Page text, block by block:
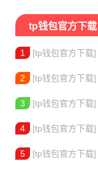
tp钱包官方下载
1 [tp钱包官方下载]
2 [tp钱包官方下载]
3 [tp钱包官方下载]
4 [tp钱包官方下载]
5 [tp钱包官方下载]